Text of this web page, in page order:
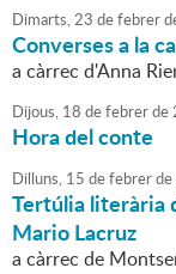
Dimarts,23 defebrer
Converses a la
a càrrec d'Anna
Dijous, 18 defebrerde
Hora del conte
Dilluns, 15 defebrerde
Tertúlia literària
Mario Lacruz
a càrrec de